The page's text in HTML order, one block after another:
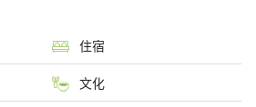
住宿
文化